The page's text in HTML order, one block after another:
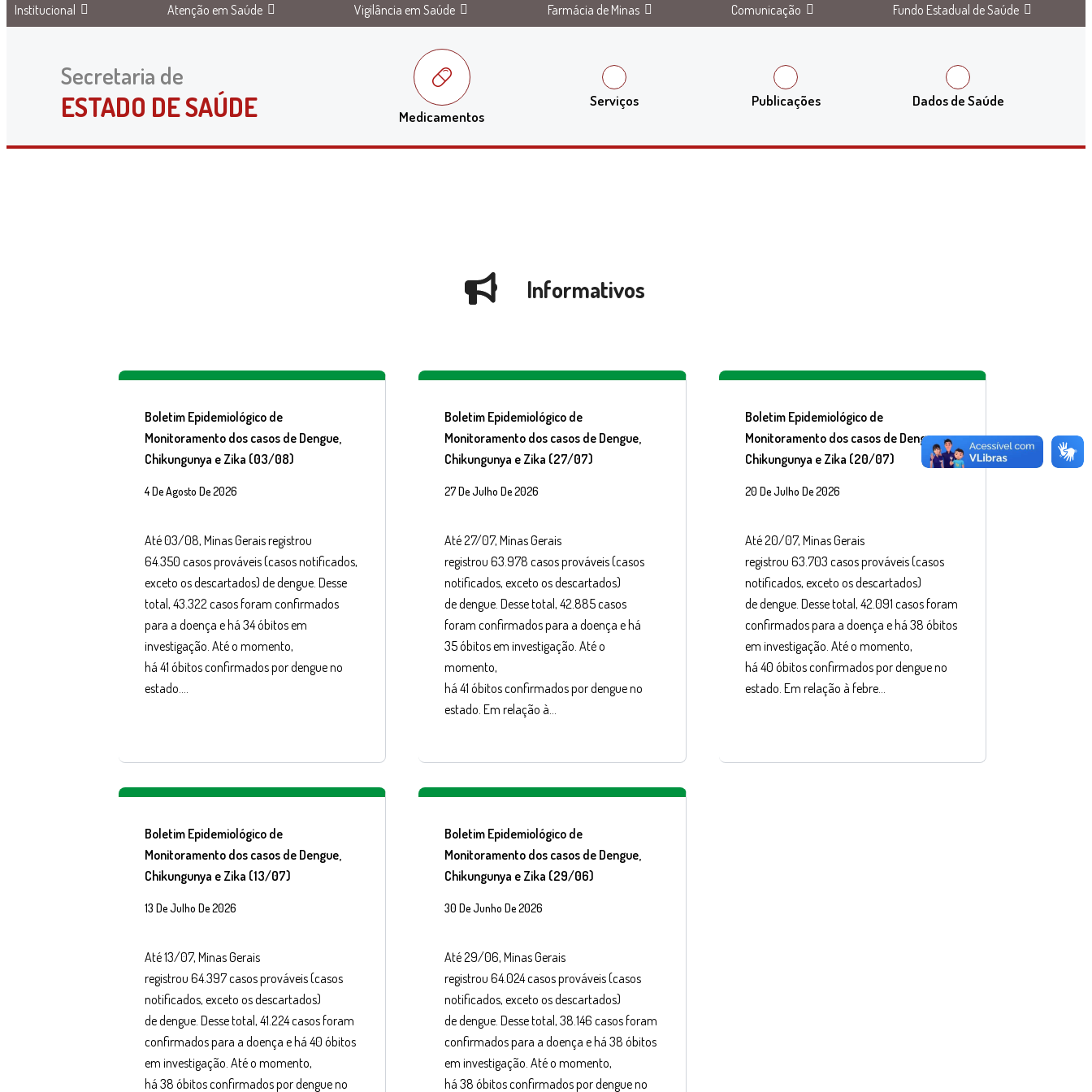
Institucional Atenção em Saúde Vigilância em Saúde Farmácia de Minas Comunicação Fundo Estadual de Saúde
Secretaria de
ESTADO DE SAÚDE Medicamentos
Serviços Publicações Dados de Saúde
Informativos
Boletim Epidemiológico de
Monitoramento dos casos de Dengue,
Chikungunya e Zika (03/08)
4 De Agosto De 2026
Até 03/08, Minas Gerais registrou
64.350 casos prováveis (casos notificados,
exceto os descartados) de dengue. Desse
total, 43.322 casos foram confirmados
para a doença e há 34 óbitos em
investigação. Até o momento,
há 41 óbitos confirmados por dengue no
estado….
Boletim Epidemiológico de
Monitoramento dos casos de Dengue,
Chikungunya e Zika (27/07)
27 De Julho De 2026
Até 27/07, Minas Gerais
registrou 63.978 casos prováveis (casos
notificados, exceto os descartados)
de dengue. Desse total, 42.885 casos
foram confirmados para a doença e há
35 óbitos em investigação. Até o
momento,
há 41 óbitos confirmados por dengue no
estado. Em relação à…
Boletim Epidemiológico de
Monitoramento dos casos de Dengue,
Chikungunya e Zika (20/07)
20 De Julho De 2026
Até 20/07, Minas Gerais
registrou 63.703 casos prováveis (casos
notificados, exceto os descartados)
de dengue. Desse total, 42.091 casos foram
confirmados para a doença e há 38 óbitos
em investigação. Até o momento,
há 40 óbitos confirmados por dengue no
estado. Em relação à febre…
Boletim Epidemiológico de
Monitoramento dos casos de Dengue,
Chikungunya e Zika (13/07)
13 De Julho De 2026
Até 13/07, Minas Gerais
registrou 64.397 casos prováveis (casos
notificados, exceto os descartados)
de dengue. Desse total, 41.224 casos foram
confirmados para a doença e há 40 óbitos
em investigação. Até o momento,
há 38 óbitos confirmados por dengue no
Boletim Epidemiológico de
Monitoramento dos casos de Dengue,
Chikungunya e Zika (29/06)
30 De Junho De 2026
Até 29/06, Minas Gerais
registrou 64.024 casos prováveis (casos
notificados, exceto os descartados)
de dengue. Desse total, 38.146 casos foram
confirmados para a doença e há 38 óbitos
em investigação. Até o momento,
há 38 óbitos confirmados por dengue no